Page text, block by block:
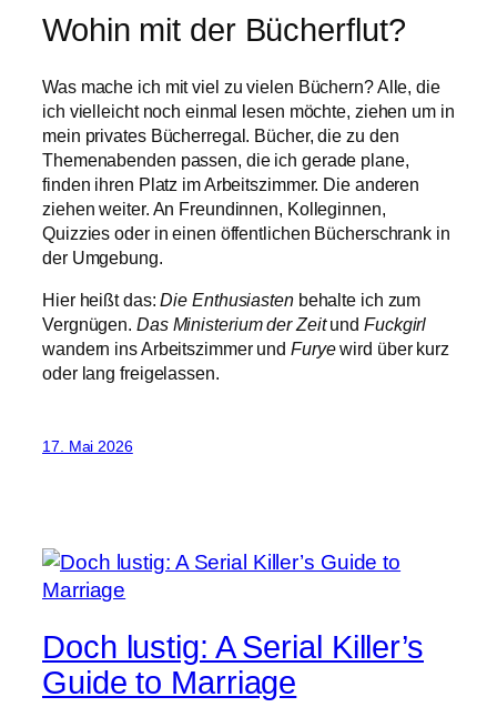
Wohin mit der Bücherflut?
Was mache ich mit viel zu vielen Büchern? Alle, die
ich vielleicht noch einmal lesen möchte, ziehen um in
mein privates Bücherregal. Bücher, die zu den
Themenabenden passen, die ich gerade plane,
finden ihren Platz im Arbeitszimmer. Die anderen
ziehen weiter. An Freundinnen, Kolleginnen,
Quizzies oder in einen öffentlichen Bücherschrank in
der Umgebung.
Hier heißt das:Die Enthusiasten behalte ich zum
Vergnügen. Das Ministerium der ZeitundFuckgirl
wandern ins Arbeitszimmer und Furyewird über kurz
oder lang freigelassen.
17. Mai 2026
Doch lustig: A Serial Killer’s
Guide to Marriage